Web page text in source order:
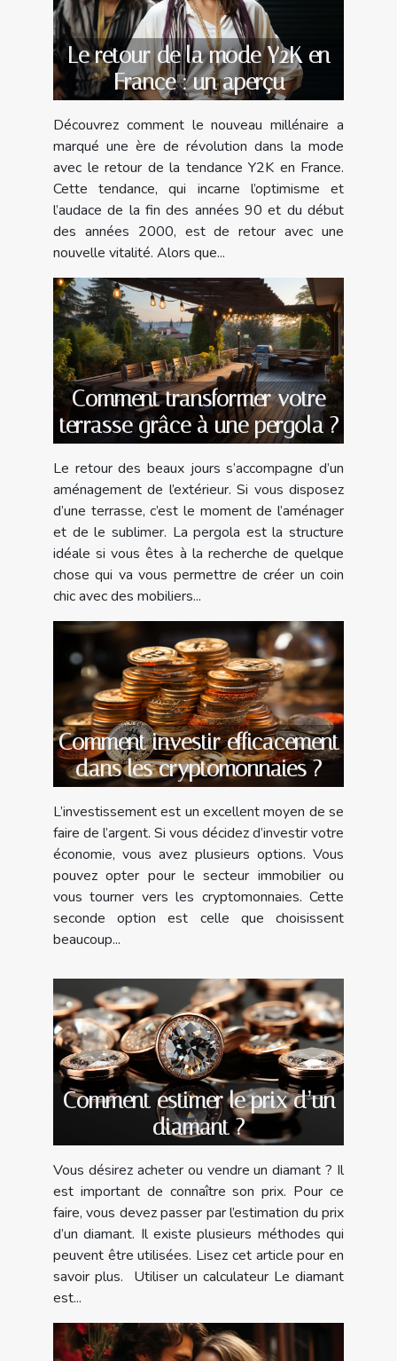
Le retour de la mode Y2K en
France : un aperçu
Découvrez comment le nouveau millénaire a
marqué une ère de révolution dans la mode
avec le retour de la tendance Y2K en France.
Cette tendance, qui incarne l’optimisme et
l’audace de la fin des années 90 et du début
des années 2000, est de retour avec une
nouvelle vitalité. Alors que...
Comment transformer votre
terrasse grâce à une pergola ?
Le retour des beaux jours s’accompagne d’un
aménagement de l’extérieur. Si vous disposez
d’une terrasse, c’est le moment de l’aménager
et de le sublimer. La pergola est la structure
idéale si vous êtes à la recherche de quelque
chose qui va vous permettre de créer un coin
chic avec des mobiliers...
Comment investir efficacement
dans les cryptomonnaies ?
L’investissement est un excellent moyen de se
faire de l’argent. Si vous décidez d’investir votre
économie, vous avez plusieurs options. Vous
pouvez opter pour le secteur immobilier ou
vous tourner vers les cryptomonnaies. Cette
seconde option est celle que choisissent
beaucoup...
Comment estimer le prix d’un
diamant ?
Vous désirez acheter ou vendre un diamant ? Il
est important de connaître son prix. Pour ce
faire, vous devez passer par l’estimation du prix
d’un diamant. Il existe plusieurs méthodes qui
peuvent être utilisées. Lisez cet article pour en
savoir plus. Utiliser un calculateur Le diamant
est...